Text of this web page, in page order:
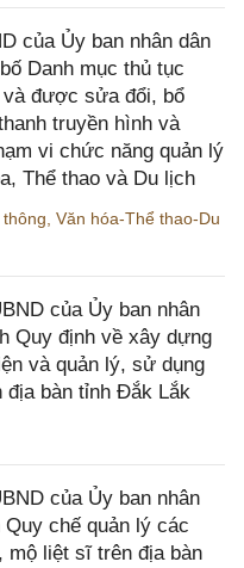
của Ủy ban nhân dân
Danh mục thủ tục
và được sửa đổi, bổ
truyền hình và
vi chức năng quản lý
Thể thao và Du lịch
Văn hóa-Thể thao-Du
của Ủy ban nhân
Quy định về xây dựng
và quản lý, sử dụng
địa bàn tỉnh Đắk Lắk
của Ủy ban nhân
chế quản lý các
mộ liệt sĩ trên địa bàn